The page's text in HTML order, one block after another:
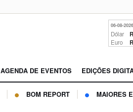
06-08-2026
Dólar
Euro
AGENDA DE EVENTOS EDIÇÕES
BOM REPORT MAIORES